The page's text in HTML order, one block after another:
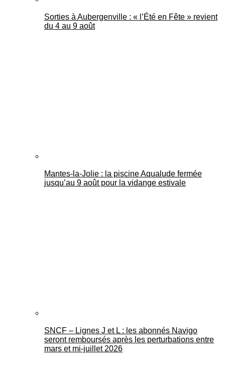
Sorties à Aubergenville : « l’Été en Fête » revient
du 4 au 9 août
Mantes-la-Jolie : la piscine Aqualude fermée
jusqu’au 9 août pour la vidange estivale
SNCF – Lignes J et L : les abonnés Navigo
seront remboursés après les perturbations entre
mars et mi-juillet 2026